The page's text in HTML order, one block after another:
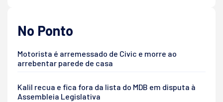
No Ponto
Motorista é arremessado de Civic e morre ao
arrebentar parede de casa
Kalil recua e fica fora da lista do MDB em disputa à
Assembleia Legislativa